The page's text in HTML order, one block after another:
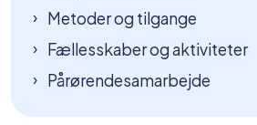
Metoder og tilgange
Fællesskaber og aktiviteter
Pårørendesamarbejde